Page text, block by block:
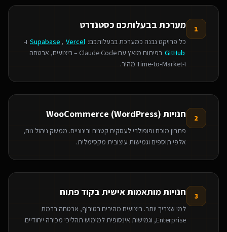
1 מערכת בבעלותכם כסטנדרט
כל פרויקט נבנה כמערכת בבעלותכם: Supabase , Vercel
ו-
GitHub
בפיתוח מואץ עם Claude Code – ביצועים, אבטחה
ו‑Time‑to‑Market מהיר.
2 חנויות WooCommerce (WordPress)
פתרון מוכח ופופולרי לעסקים קטנים ובינוניים. ממשק ניהול נוח,
אלפי תוספים וגמישות עיצובית מקסימלית.
3 חנויות מותאמות אישית בקוד פתוח
למי שצריך יותר. ביצועים מהירים בטירוף, אבטחה ברמת
Enterprise, וגמישות אינסופית למימוש תהליכי מכירה ייחודיים.